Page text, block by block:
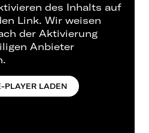
des Inhalts auf
Link. Wir weisen
der Aktivierung
Anbieter
PLAYER LADEN